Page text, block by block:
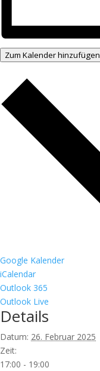
Zum Kalender hinzufügen
Google Kalender
iCalendar
Outlook 365
Outlook Live
Details
Datum: 26. Februar 2025
Zeit:
17:00 - 19:00